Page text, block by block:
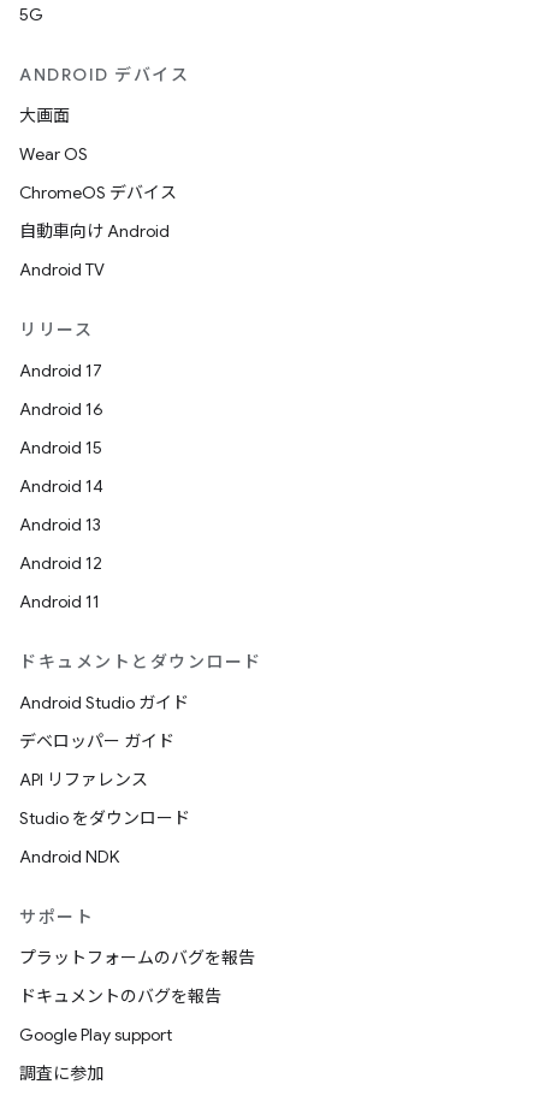
5G
ANDROID デバイス
大画面
Wear OS
ChromeOS デバイス
自動車向け Android
Android TV
リリース
Android 17
Android 16
Android 15
Android 14
Android 13
Android 12
Android 11
ドキュメントとダウンロード
Android Studio ガイド
デベロッパー ガイド
API リファレンス
Studio をダウンロード
Android NDK
サポート
プラットフォームのバグを報告
ドキュメントのバグを報告
Google Play support
調査に参加